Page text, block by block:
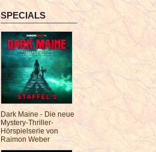
SPECIALS
Dark Maine - Die neue
Mystery-Thriller-
Hörspielserie von
Raimon Weber